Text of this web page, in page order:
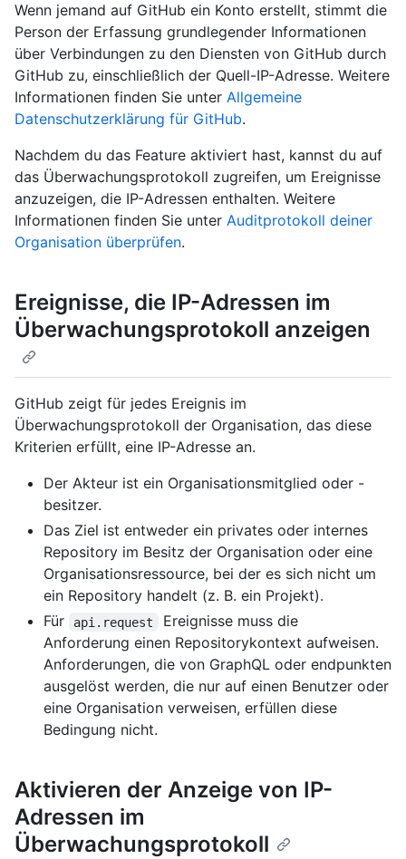
Wenn jemand auf GitHub ein Konto erstellt, stimmt die
Person der Erfassung grundlegender Informationen
über Verbindungen zu den Diensten von GitHub durch
GitHub zu, einschließlich der Quell-IP-Adresse. Weitere
Informationen finden Sie unter Allgemeine
Datenschutzerklärung für GitHub.
Nachdem du das Feature aktiviert hast, kannst du auf
das Überwachungsprotokoll zugreifen, um Ereignisse
anzuzeigen, die IP-Adressen enthalten. Weitere
Informationen finden Sie unter Auditprotokoll deiner
Organisation überprüfen.
Ereignisse, die IP-Adressen im
Überwachungsprotokoll anzeigen
GitHub zeigt für jedes Ereignis im
Überwachungsprotokoll der Organisation, das diese
Kriterien erfüllt, eine IP-Adresse an.
Der Akteur ist ein Organisationsmitglied oder -
besitzer.
Das Ziel ist entweder ein privates oder internes
Repository im Besitz der Organisation oder eine
Organisationsressource, bei der es sich nicht um
ein Repository handelt (z. B. ein Projekt).
Für
api.request
Ereignisse muss die
Anforderung einen Repositorykontext aufweisen.
Anforderungen, die von GraphQL oder endpunkten
ausgelöst werden, die nur auf einen Benutzer oder
eine Organisation verweisen, erfüllen diese
Bedingung nicht.
Aktivieren der Anzeige von IP-
Adressen im
Überwachungsprotokoll